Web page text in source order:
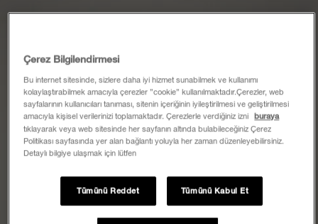
Çerez Bilgilendirmesi
Bu internet sitesinde, sizlere daha iyi hizmet sunabilmek ve kullanımı
kolaylaştırabilmek amacıyla çerezler ”cookie” kullanılmaktadır.Çerezler, web
sayfalarının kullanıcıları tanıması, sitenin içeriğinin iyileştirilmesi ve geliştirilmesi
amacıyla kişisel verilerinizi toplamaktadır. Çerezlerle verdiğiniz izni
buraya
tıklayarak veya web sitesinde her sayfanın altında bulabileceğiniz Çerez
Politikası sayfasında yer alan bağlantı yoluyla her zaman düzenleyebilirsiniz.
Detaylı bilgiye ulaşmak için lütfen
Tümünü Reddet Tümünü Kabul Et